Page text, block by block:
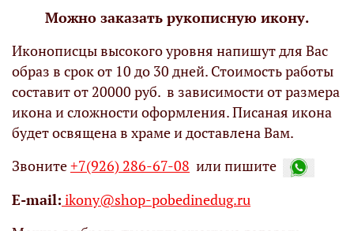
Можно заказать рукописную икону.
Иконописцы высокого уровня напишут для Вас
образ в срок от 10 до 30 дней. Стоимость работы
составит от 20000 руб. в зависимости от размера
икона и сложности оформления. Писаная икона
будет освящена в храме и доставлена Вам.
Звоните+7(926) 286-67-08 или пишите
Е-mail: ikony@shop-pobedinedug.ru